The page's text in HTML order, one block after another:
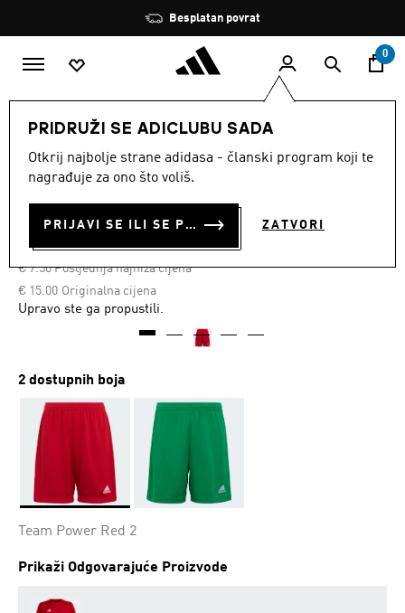
Zaustavi
rotaciju
Besplatan povrat
0
PRIDRUŽI SE ADICLUBU SADA
Otkrij najbolje strane adidasa - članski program koji te
nagrađuje za ono što voliš.
PRIJAVI SE ILI SE PRIDRUŽI SADA ZATVORI
Odjeća
Rasprodano
KRATKE HLAČE ENTRADA 22
€ 7.50
€ 7.50 Posljednja najniža cijena
Originalna cijena
Cijena umanjena od
€ 15.00za
Upravo ste ga propustili.
2 dostupnih boja
Team Power Red 2
Prikaži Odgovarajuće Proizvode